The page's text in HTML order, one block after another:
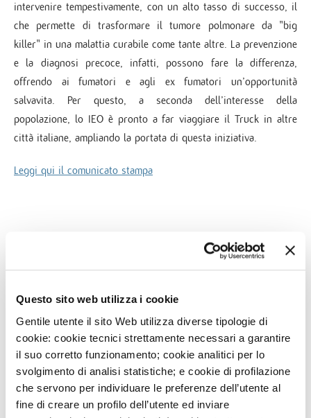
Questo sito web utilizza i cookie
Gentile utente il sito Web utilizza diverse tipologie di
cookie: cookie tecnici strettamente necessari a garantire
il suo corretto funzionamento; cookie analitici per lo
svolgimento di analisi statistiche; e cookie di profilazione
che servono per individuare le preferenze dell’utente al
fine di creare un profilo dell’utente ed inviare
intervenire tempestivamente, con un alto tasso di successo, il
che permette di trasformare il tumore polmonare da "big
killer" in una malattia curabile come tante altre. La prevenzione
e la diagnosi precoce, infatti, possono fare la differenza,
offrendo ai fumatori e agli ex fumatori un’opportunità
salvavita. Per questo, a seconda dell’interesse della
popolazione, lo IEO è pronto a far viaggiare il Truck in altre
città italiane, ampliando la portata di questa iniziativa.
Leggi qui il comunicato stampa
NEWS
3AGO
ITALIA
29 LUG
DIVENTA VOLONTARIO SOTTOVOCE: UN GESTO CHE
FA LA DIFFERENZA
27 LUG